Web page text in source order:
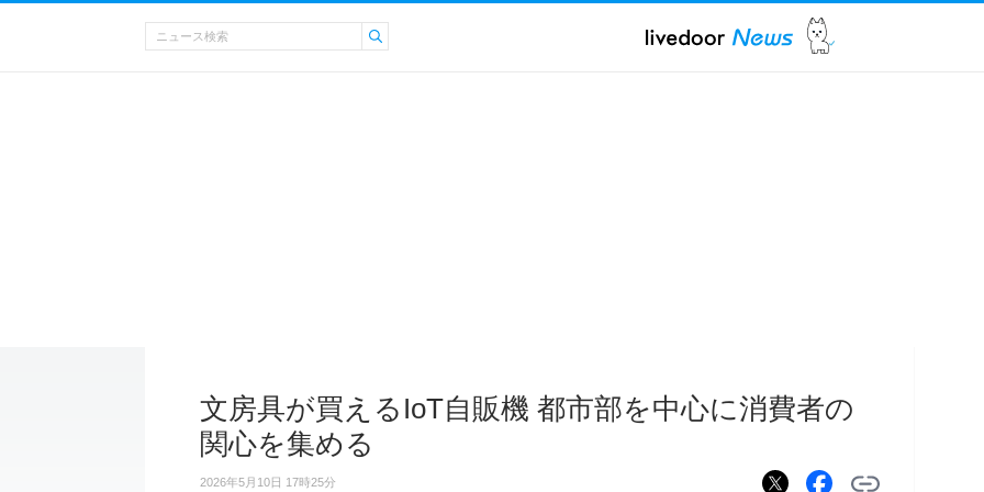
文房具が買えるIoT自販機 都市部を中心に消費者の
関心を集める
2026年5月10日 17時25分